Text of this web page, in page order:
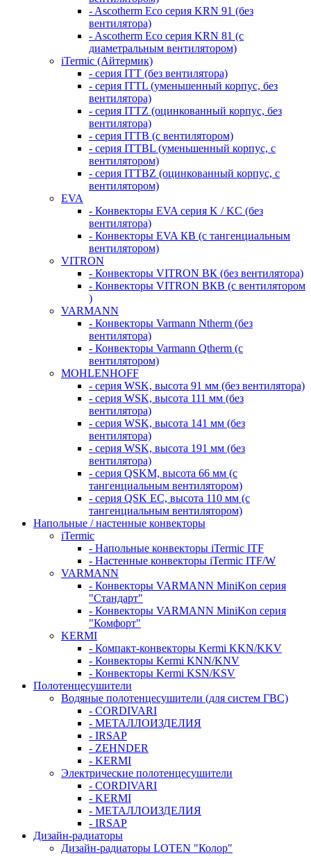
- Ascotherm Eco серия KRN 91 (без
вентилятора)
- Ascotherm Eco серия KRN 81 (с
диаметральным вентилятором)
iTermic (Айтермик)
- серия ITT (без вентилятора)
- серия ITTL (уменьшенный корпус, без
вентилятора)
- серия ITTZ (оцинкованный корпус, без
вентилятора)
- серия ITTB (с вентилятором)
- серия ITTBL (уменьшенный корпус, с
вентилятором)
- серия ITTBZ (оцинкованный корпус, с
вентилятором)
EVA
- Конвекторы EVA серия K / KC (без
вентилятора)
- Конвекторы EVA КВ (с тангенциальным
вентилятором)
VITRON
- Конвекторы VITRON ВК (без вентилятора)
- Конвекторы VITRON ВКВ (с вентилятором
)
VARMANN
- Конвекторы Varmann Ntherm (без
вентилятора)
- Конвекторы Varmann Qtherm (с
вентилятором)
MOHLENHOFF
- серия WSK, высота 91 мм (без вентилятора)
- серия WSK, высота 111 мм (без
вентилятора)
- серия WSK, высота 141 мм (без
вентилятора)
- серия WSK, высота 191 мм (без
вентилятора)
- серия QSKM, высота 66 мм (с
тангенциальным вентилятором)
- серия QSK EC, высота 110 мм (с
тангенциальным вентилятором)
Напольные / настенные конвекторы
iTermic
- Напольные конвекторы iTermic ITF
- Настенные конвекторы iTermic ITF/W
VARMANN
- Конвекторы VARMANN MiniKon серия
"Стандарт"
- Конвекторы VARMANN MiniKon серия
"Комфорт"
KERMI
- Компакт-конвекторы Kermi KKN/KKV
- Конвекторы Kermi KNN/KNV
- Конвекторы Kermi KSN/KSV
Полотенцесушители
Водяные полотенцесушители (для систем ГВС)
- CORDIVARI
- МЕТАЛЛОИЗДЕЛИЯ
- IRSAP
- ZEHNDER
- KERMI
Электрические полотенцесушители
- CORDIVARI
- KERMI
- МЕТАЛЛОИЗДЕЛИЯ
- IRSAP
Дизайн-радиаторы
Дизайн-радиаторы LOTEN "Колор"